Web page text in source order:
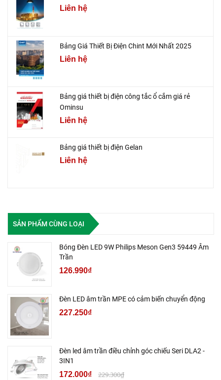
Liên hệ
Bảng Giá Thiết Bị Điện Chint Mới Nhất 2025
Liên hệ
Bảng giá thiết bị điện công tắc ổ cắm giá rẻ
Ominsu
Liên hệ
Bảng giá thiết bị điện Gelan
Liên hệ
SẢN PHẨM CÙNG LOẠI
Bóng Đèn LED 9W Philips Meson Gen3 59449 Âm
Trần
126.990₫
Đèn LED âm trần MPE có cảm biến chuyển động
227.250₫
Đèn led âm trần điều chỉnh góc chiếu Seri DLA2 -
3IN1
172.000₫ 229.300₫